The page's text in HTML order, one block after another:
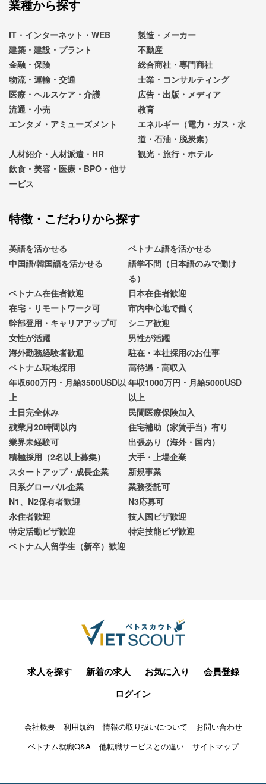
業種から探す
IT・インターネット・WEB
製造・メーカー
建築・建設・プラント
不動産
金融・保険
総合商社・専門商社
物流・運輸・交通
士業・コンサルティング
医療・ヘルスケア・介護
広告・出版・メディア
流通・小売
教育
エンタメ・アミューズメント
エネルギー（電力・ガス・水
道・石油・脱炭素）
人材紹介・人材派遣・HR
観光・旅行・ホテル
飲食・美容・医療・BPO・他サ
ービス
特徴・こだわりから探す
英語を活かせる
ベトナム語を活かせる
中国語/韓国語を活かせる
語学不問（日本語のみで働け
る）
ベトナム在住者歓迎
日本在住者歓迎
在宅・リモートワーク可
市内中心地で働く
幹部登用・キャリアアップ可
シニア歓迎
女性が活躍
男性が活躍
海外勤務経験者歓迎
駐在・本社採用のお仕事
ベトナム現地採用
高待遇・高収入
年収600万円・月給3500USD以
上
年収1000万円・月給5000USD
以上
土日完全休み
民間医療保険加入
残業月20時間以内
住宅補助（家賃手当）有り
業界未経験可
出張あり（海外・国内）
積極採用（2名以上募集）
大手・上場企業
スタートアップ・成長企業
新規事業
日系グローバル企業
業務委託可
N1、N2保有者歓迎
N3応募可
永住者歓迎
技人国ビザ歓迎
特定活動ビザ歓迎
特定技能ビザ歓迎
ベトナム人留学生（新卒）歓迎
求人を探す 新着の求人 お気に入り
会員登録
ログイン
会社概要 利用規約 情報の取り扱いについて
お問い合わせ
ベトナム就職Q&A
他転職サービスとの違い サイトマップ